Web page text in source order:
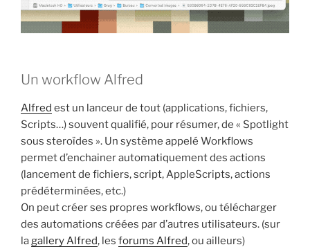
Un workflow Alfred
Alfred est un lanceur de tout (applications, fichiers,
Scripts…) souvent qualifié, pour résumer, de « Spotlight
sous steroïdes ». Un système appelé Workflows
permet d’enchainer automatiquement des actions
(lancement de fichiers, script, AppleScripts, actions
prédéterminées, etc.)
On peut créer ses propres workflows, ou télécharger
des automations créées par d’autres utilisateurs. (sur
la gallery Alfred, les forums Alfred, ou ailleurs)